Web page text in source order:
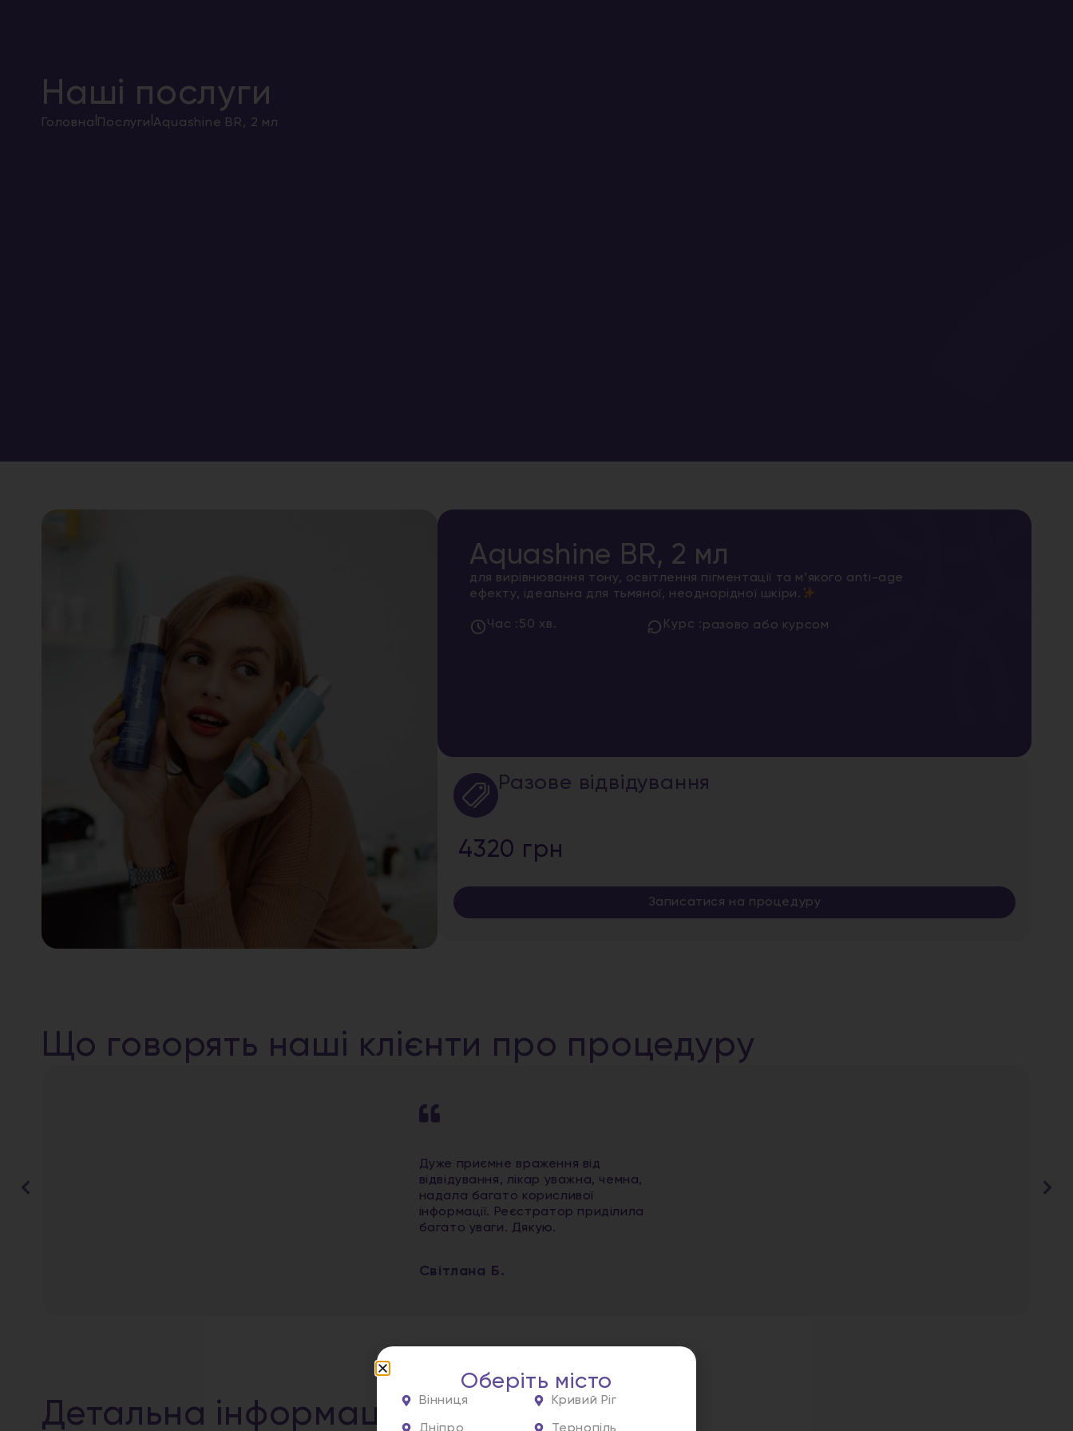
Наші послуги
Головна Послуги Aquashine BR, 2 мл
Aquashine BR, 2 мл
для вирівнювання тону, освітлення пігментації та м’якого anti-age
ефекту, ідеальна для тьмяної, неоднорідної шкіри.
Час :50 хв. Курс :разово або курсом
Разове відвідування
4320 грн
Записатися на процедуру
Що говорять наші клієнти про процедуру
Дуже приємне враження від
відвідування, лікар уважна, чемна,
надала багато корисливої
інформації. Реєстратор приділила
багато уваги. Дякую.
Світлана Б.
Детальна інформація
Оберіть місто
Вінниця
Дніпро
Кривий Ріг
Тернопіль